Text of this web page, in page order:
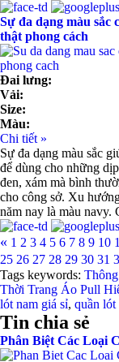
Sự đa dạng màu sắc
thật phong cách
Đai lưng:
Vải:
Size:
Màu:
Chi tiết »
Sự đa dạng màu sắc
để dùng cho những
đen, xám mà bình
cho công sở. Xu
năm nay là màu navy.
« 1 2 3 4 5 6 7 8 9 10
25 26 27 28 29 30 31
Tags keywords:
Thời Trang Áo Pull
lót nam giá sỉ, quần lót
Tin chia sẻ
Phân Biệt Các Loại